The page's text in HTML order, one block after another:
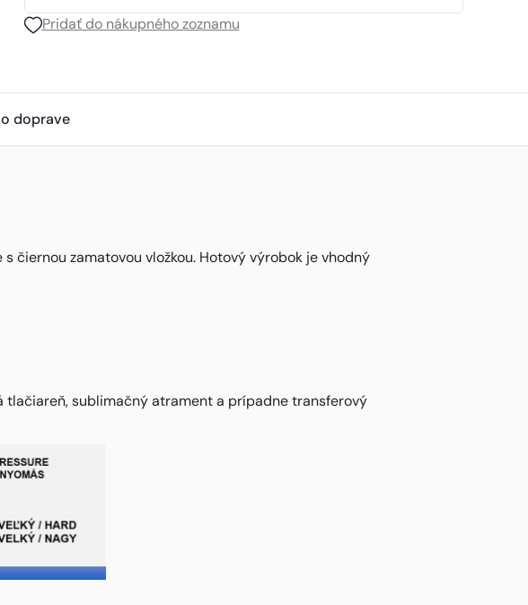
Pridať do nákupného zoznamu
doprave
čiernou zamatovou vložkou. Hotový výrobok je vhodný
sublimačný atrament a prípadne transferový